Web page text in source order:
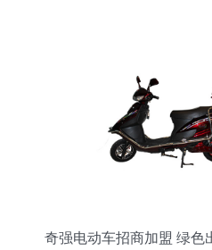
奇强电动车招商加盟 绿